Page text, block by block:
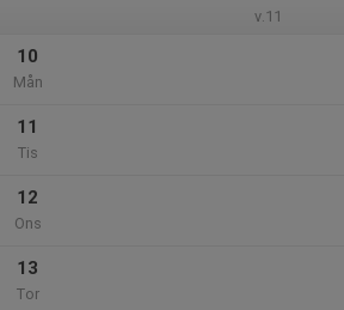
v.11
10
Mån
11
Tis
12
Ons
13
Tor